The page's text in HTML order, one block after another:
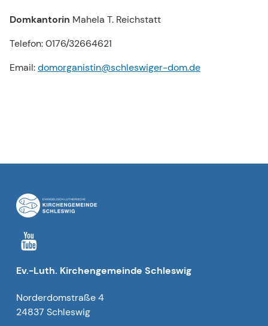
Domkantorin Mahela T. Reichstatt
Telefon: 0176/32664621
Email:domorganistin@schleswiger-dom.de
Ev.-Luth. Kirchengemeinde Schleswig
Norderdomstraße 4
24837 Schleswig